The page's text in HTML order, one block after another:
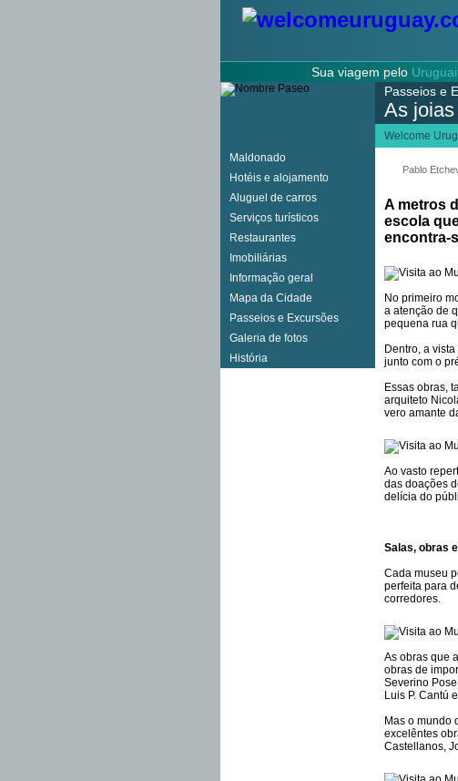
Sua viagem pelo Uruguai
Welcome
Maldonado
Hotéis e alojamento
Aluguel de carros
Serviços turísticos
Restaurantes
Imobiliárias
Informação geral
Mapa da Cidade
Passeios e Excursões
Galeria de fotos
História
Passeios e
As
Pablo
A metros
escola
encontra-
No primeiro
a atenção de
pequena rua
Dentro, a
junto com o
Essas obras,
arquiteto
vero amante
Ao vasto
das doações
delícia do
Salas, obras
Cada museu
perfeita para
corredores.
As obras que
obras de
Severino
Luis P. Cantú
Mas o mundo
excelêntes
Castellanos,